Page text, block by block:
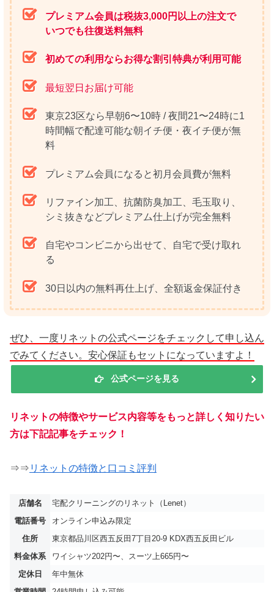
プレミアム会員は税抜3,000円以上の注文で
いつでも往復送料無料
初めての利用ならお得な割引特典が利用可能
最短翌日お届け可能
東京23区なら早朝6〜10時 / 夜間21〜24時に1
時間幅で配達可能な朝イチ便・夜イチ便が無
料
プレミアム会員になると初月会員費が無料
リファイン加工、抗菌防臭加工、毛玉取り、
シミ抜きなどプレミアム仕上げが完全無料
自宅やコンビニから出せて、自宅で受け取れ
る
30日以内の無料再仕上げ、全額返金保証付き
ぜひ、一度リネットの公式ページをチェックして申し込ん
でみてください。安心保証もセットになっていますよ！
公式ページを見る
リネットの特徴やサービス内容等をもっと詳しく知りたい
方は下記記事をチェック！
⇒⇒ リネットの特徴と口コミ評判
店舗名
宅配クリーニングのリネット（Lenet）
電話番号
オンライン申込み限定
住所
東京都品川区西五反田7丁目20-9 KDX西五反田ビル
料金体系
ワイシャツ202円〜、スーツ上665円〜
定休日
年中無休